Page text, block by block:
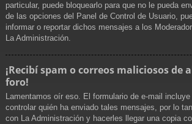
particular, puede bloquearlo para que no le pueda
de las opciones del Panel de Control de Usuario,
informar o reportar dichos mensajes a los
La Administración.
¡Recibí spam o correos maliciosos de
foro!
Lamentamos oír eso. El formulario de e-mail
controlar quién ha enviado tales mensajes, por lo
con La Administración y hacerles llegar una copia